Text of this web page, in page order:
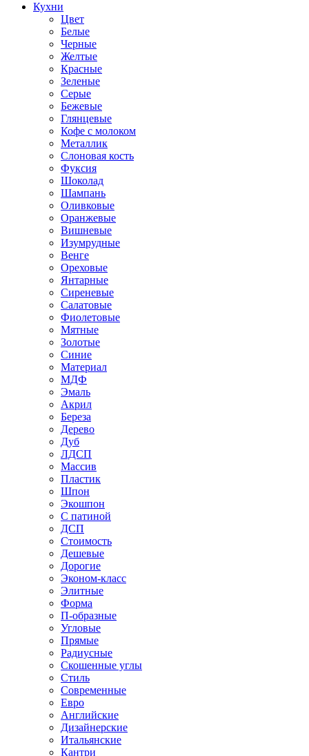
Кухни
Цвет
Белые
Черные
Желтые
Красные
Зеленые
Серые
Бежевые
Глянцевые
Кофе с молоком
Металлик
Слоновая кость
Фуксия
Шоколад
Шампань
Оливковые
Оранжевые
Вишневые
Изумрудные
Венге
Ореховые
Янтарные
Сиреневые
Салатовые
Фиолетовые
Мятные
Золотые
Синие
Материал
МДФ
Эмаль
Акрил
Береза
Дерево
Дуб
ЛДСП
Массив
Пластик
Шпон
Экошпон
С патиной
ДСП
Стоимость
Дешевые
Дорогие
Эконом-класс
Элитные
Форма
П-образные
Угловые
Прямые
Радиусные
Скошенные углы
Стиль
Современные
Евро
Английские
Дизайнерские
Итальянские
Кантри